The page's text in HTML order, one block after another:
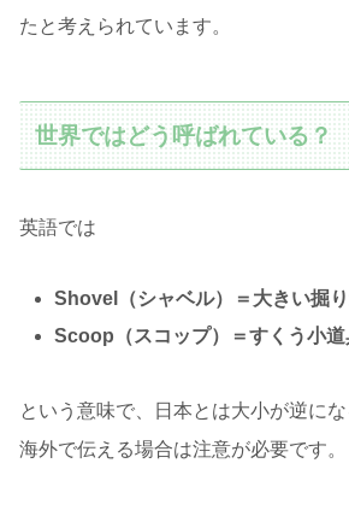
たと考えられています。
世界ではどう呼ばれている？
英語では
Shovel（シャベル）＝大きい掘
Scoop（スコップ）＝すくう小道
という意味で、日本とは大小が逆にな
海外で伝える場合は注意が必要です。